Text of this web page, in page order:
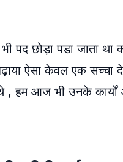
छोड़ा पडा जाता था
ऐसा केवल एक सच्चा
हम आज भी उनके कार्यों